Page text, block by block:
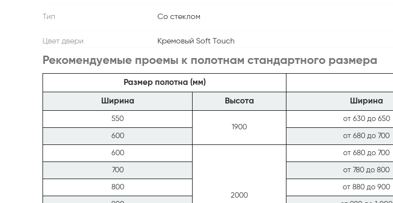
Тип Со стеклом
Цвет двери Кремовый Soft Touch
Рекомендуемые проемы к полотнам стандартного размера
Размер полотна (мм)
Ширина Высота Ширина
550
1900
от 630 до 650
600
от 680 до 700
600
2000
от 680 до 700
700 от 780 до 800
800 от 880 до 900